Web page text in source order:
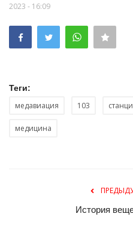
2023 - 16:09
Теги:
медавиация 103
медицина
История